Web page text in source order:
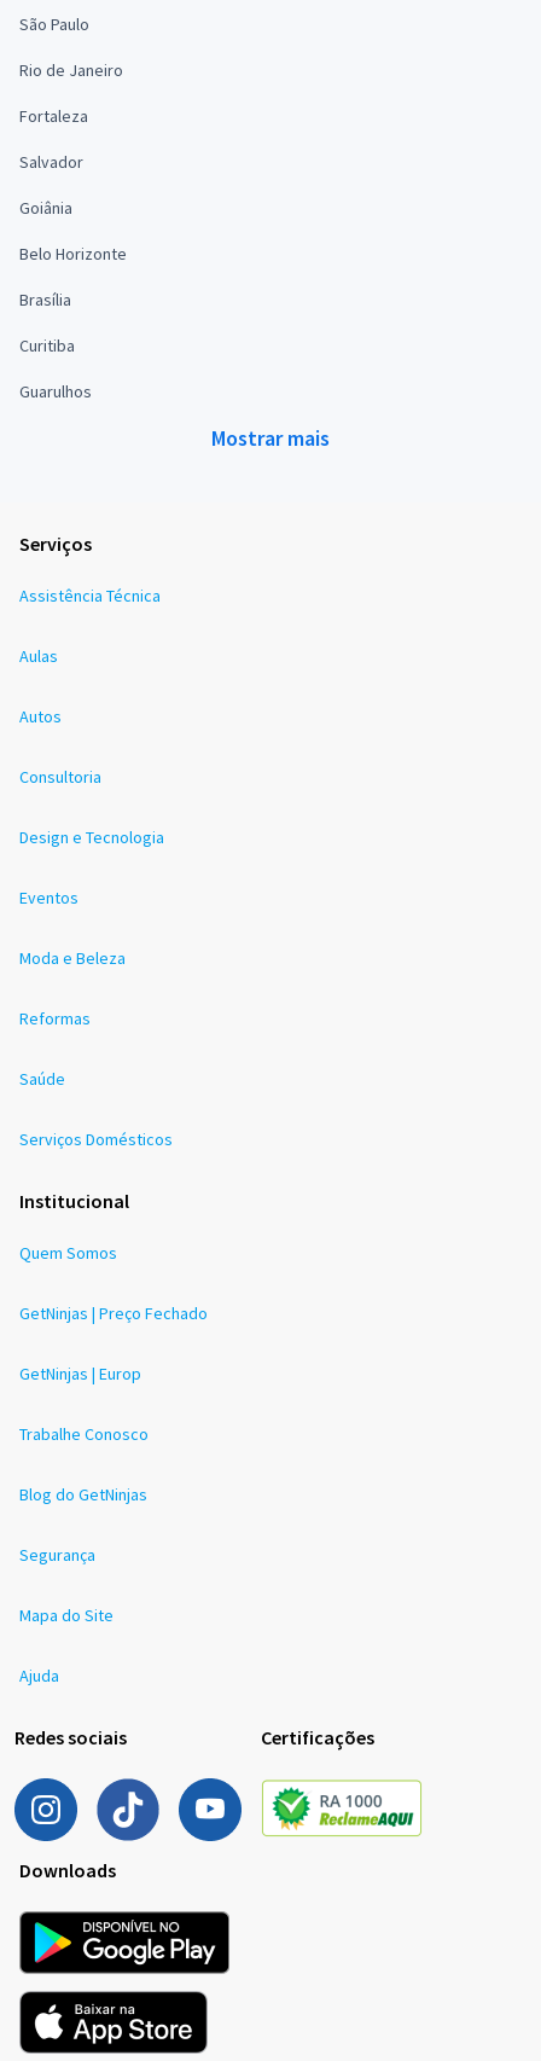
São Paulo
Rio de Janeiro
Fortaleza
Salvador
Goiânia
Belo Horizonte
Brasília
Curitiba
Guarulhos
Mostrar mais
Serviços
Assistência Técnica
Aulas
Autos
Consultoria
Design e Tecnologia
Eventos
Moda e Beleza
Reformas
Saúde
Serviços Domésticos
Institucional
Quem Somos
GetNinjas | Preço Fechado
GetNinjas | Europ
Trabalhe Conosco
Blog do GetNinjas
Segurança
Mapa do Site
Ajuda
Redes sociais Certificações
Downloads